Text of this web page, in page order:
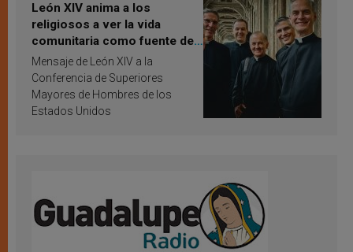
León XIV anima a los
religiosos a ver la vida
comunitaria como fuente de
inspiración y santificación
Mensaje de León XIV a la
Conferencia de Superiores
Mayores de Hombres de los
Estados Unidos